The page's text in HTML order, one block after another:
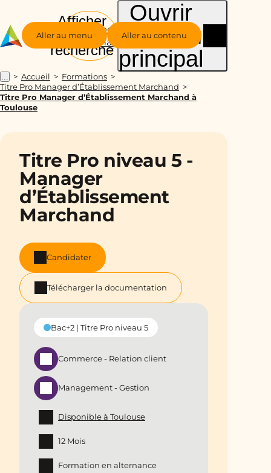
Aller au menu Aller au contenu
Groupe
Alternance
Afficher
la
recherche
Ouvrir
le menu
principal
... Accueil
Formations
Titre Pro Manager d’Établissement Marchand
Titre Pro Manager d’Établissement Marchand à
Toulouse
Titre Pro niveau 5 -
Manager
d’Établissement
Marchand
Candidater
Télécharger la documentation
Bac+2 | Titre Pro niveau 5
Commerce - Relation client
Management - Gestion
Disponible à Toulouse
12 Mois
Formation en alternance